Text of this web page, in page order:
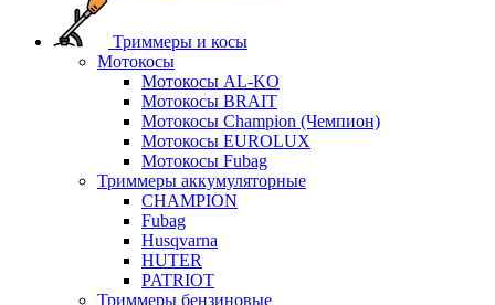
Триммеры и косы
Мотокосы
Мотокосы AL-KO
Мотокосы BRAIT
Мотокосы Champion (Чемпион)
Мотокосы EUROLUX
Мотокосы Fubag
Триммеры аккумуляторные
CHAMPION
Fubag
Husqvarna
HUTER
PATRIOT
Триммеры бензиновые